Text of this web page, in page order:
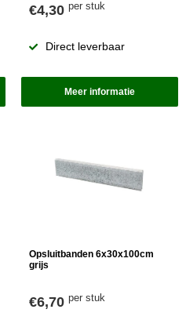
€4,30per stuk
Direct leverbaar
Meer informatie
Opsluitbanden 6x30x100cm
grijs
€6,70per stuk